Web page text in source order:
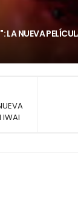
LA NUEVA
IWAI